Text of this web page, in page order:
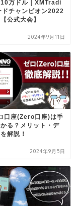
万ドル｜XMTradi
ドチャンピオン2022
公式大会】
2024年9月11日
口座(Zero口座)は手
る？メリット・デ
解説！
2024年9月5日